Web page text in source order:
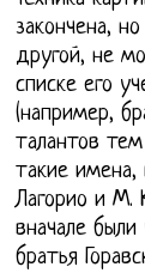
закончена,
другой, не
списке его
(например,
талантов
такие
Лагорио и М.
вначале
братья